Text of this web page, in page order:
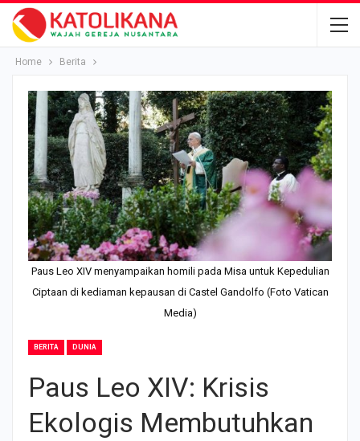
Home Berita
Paus Leo XIV menyampaikan homili pada Misa untuk Kepedulian
Ciptaan di kediaman kepausan di Castel Gandolfo (Foto Vatican
Media)
BERITA DUNIA
Paus Leo XIV: Krisis
Ekologis Membutuhkan